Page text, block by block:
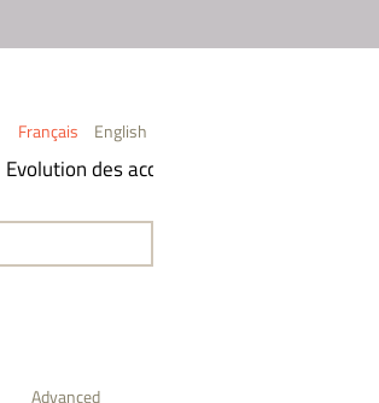
Français English
Evolution des accès aux indicateurs
Advanced